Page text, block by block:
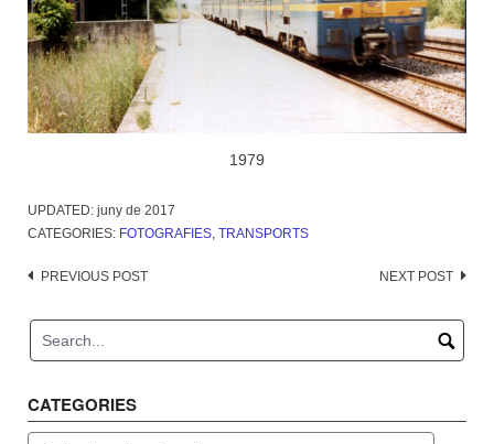
1979
UPDATED: juny de 2017
CATEGORIES: FOTOGRAFIES, TRANSPORTS
Post
PREVIOUS POST NEXT POST
CATEGORIES